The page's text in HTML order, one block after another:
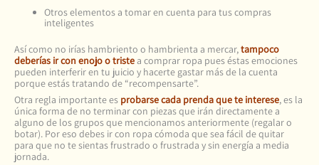
Otros elementos a tomar en cuenta para tus compras
inteligentes
Así como no irías hambriento o hambrienta a mercar,tampoco
deberías ir con enojo o tristea comprar ropa pues éstas emociones
pueden interferir en tu juicio y hacerte gastar más de la cuenta
porque estás tratando de “recompensarte”.
Otra regla importante es probarse cada prenda que te interese, es la
única forma de no terminar con piezas que irán directamente a
alguno de los grupos que mencionamos anteriormente (regalar o
botar). Por eso debes ir con ropa cómoda que sea fácil de quitar
para que no te sientas frustrado o frustrada y sin energía a media
jornada.